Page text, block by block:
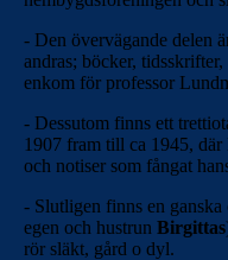
- Den övervägande delen
andras; böcker,
enkom för professor
- Dessutom finns ett
1907 fram till ca 1945,
och notiser som fångat
- Slutligen finns en ganska
egen och hustrun Birgittas
rör släkt, gård o dyl.